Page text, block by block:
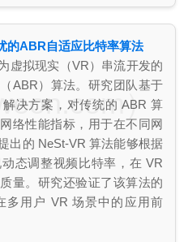
的ABR自适应比特率算法
虚拟现实（VR）串流开发的
ABR）算法。研究团队基于
决方案，对传统的 ABR 算
络性能指标，用于在不同网
出的 NeSt-VR 算法能够根据
态调整视频比特率，在 VR
量。研究还验证了该算法的
多用户 VR 场景中的应用前
）